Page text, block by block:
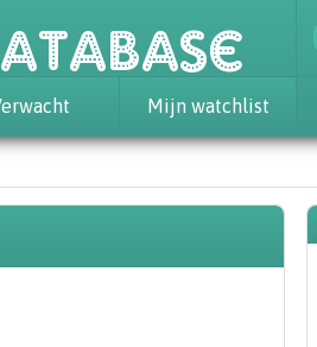
Mijn watchlist